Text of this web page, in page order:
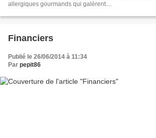
allergiques gourmands qui galèrent....
Financiers
Publié le 26/06/2014 à 11:34
Par pepit86